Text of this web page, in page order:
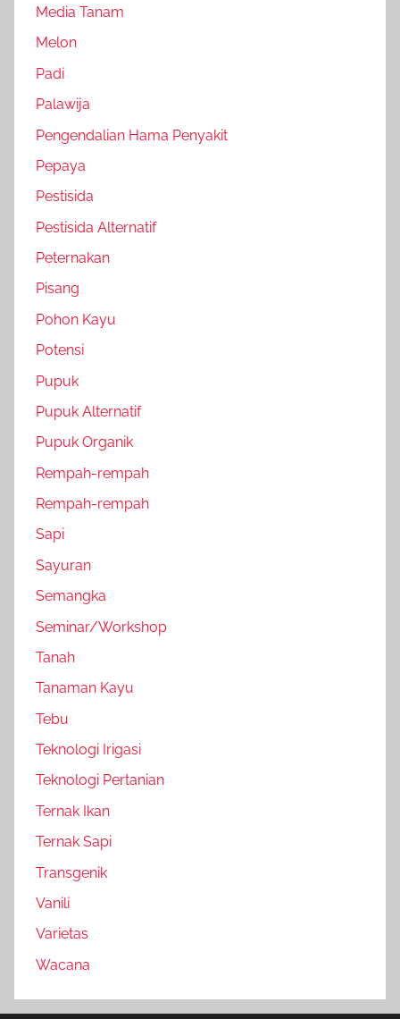
Media Tanam
Melon
Padi
Palawija
Pengendalian Hama Penyakit
Pepaya
Pestisida
Pestisida Alternatif
Peternakan
Pisang
Pohon Kayu
Potensi
Pupuk
Pupuk Alternatif
Pupuk Organik
Rempah-rempah
Rempah-rempah
Sapi
Sayuran
Semangka
Seminar/Workshop
Tanah
Tanaman Kayu
Tebu
Teknologi Irigasi
Teknologi Pertanian
Ternak Ikan
Ternak Sapi
Transgenik
Vanili
Varietas
Wacana